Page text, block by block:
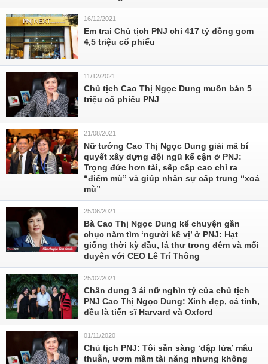
16/12/2021
Em trai Chủ tịch PNJ chi 417 tỷ đồng gom
4,5 triệu cổ phiếu
11/12/2021
Chủ tịch Cao Thị Ngọc Dung muốn bán 5
triệu cổ phiếu PNJ
21/08/2021
Nữ tướng Cao Thị Ngọc Dung giải mã bí
quyết xây dựng đội ngũ kế cận ở PNJ:
Trọng đức hơn tài, sếp cấp cao chỉ ra
“điểm mù” và giúp nhân sự cấp trung “xoá
mù”
25/06/2021
Bà Cao Thị Ngọc Dung kể chuyện gần
chục năm tìm ‘người kế vị’ ở PNJ: Hạt
giống thời kỳ đầu, lá thư trong đêm và mối
duyên với CEO Lê Trí Thông
25/02/2021
Chân dung 3 ái nữ nghìn tỷ của chủ tịch
PNJ Cao Thị Ngọc Dung: Xinh đẹp, cá tính,
đều là tiến sĩ Harvard và Oxford
01/11/2020
Chủ tịch PNJ: Tôi sẵn sàng ‘dập lửa’ mâu
thuẫn, ươm mầm tài năng nhưng không